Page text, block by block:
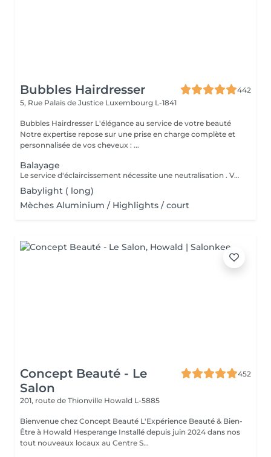
Bubbles Hairdresser
442
5, Rue Palais de Justice Luxembourg L-1841
Bubbles Hairdresser L'élégance au service de votre beauté
Notre expertise repose sur une prise en charge complète et
personnalisée de vos cheveux : ...
Balayage
Le service d'éclaircissement nécessite une neutralisation . Veuillez cliquer sur le service Patine/Gloss
Babylight ( long)
Mèches Aluminium / Highlights / court
Concept Beauté - Le
Salon
452
201, route de Thionville Howald L-5885
Bienvenue chez Concept Beauté L'Expérience Beauté & Bien-
Être à Howald Hesperange Installé depuis juin 2024 dans nos
tout nouveaux locaux au Centre S...